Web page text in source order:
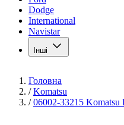
Dodge
International
Navistar
Інші
Головна
/ Komatsu
/ 06002-33215